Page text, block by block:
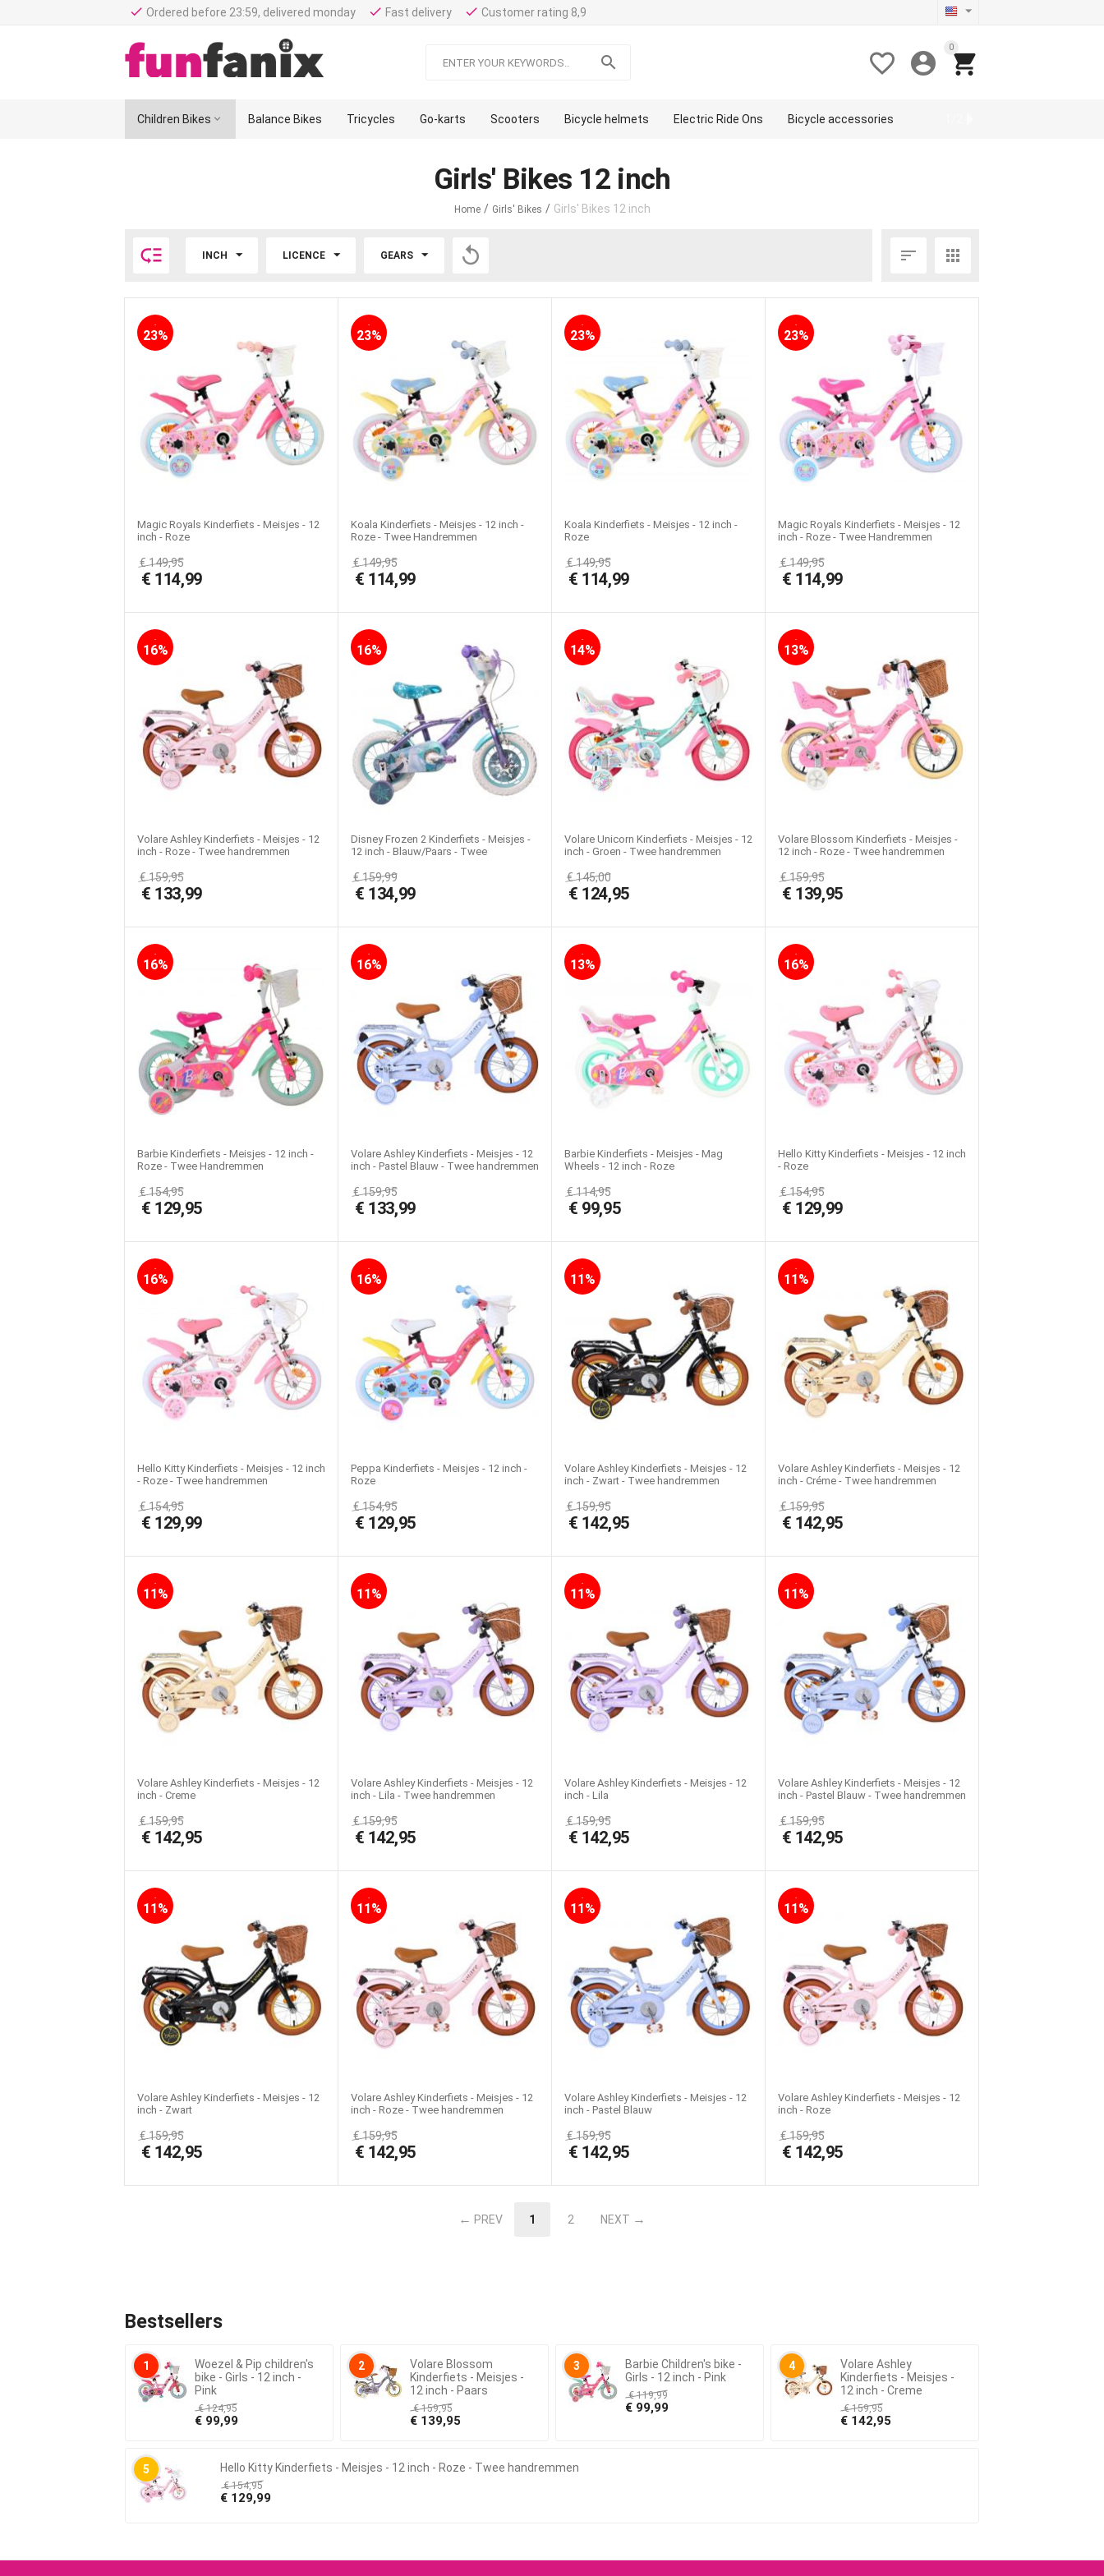
done Ordered before 23:59, delivered monday done Fast delivery done Customer rating 8,9

0



Children Bikes  Balance Bikes Tricycles Go-karts Scooters Bicycle helmets Electric Ride Ons Bicycle accessories
Girls' Bikes 12 inch
Home / Girls' Bikes / Girls' Bikes 12 inch
 INCH LICENCE GEARS   
-
23%
Magic Royals Kinderfiets - Meisjes - 12
inch - Roze
€149,95
€ 114,99
-
23%
Koala Kinderfiets - Meisjes - 12 inch -
Roze - Twee Handremmen
€149,95
€ 114,99
-
23%
Koala Kinderfiets - Meisjes - 12 inch -
Roze
€149,95
€ 114,99
-
23%
Magic Royals Kinderfiets - Meisjes - 12
inch - Roze - Twee Handremmen
€149,95
€ 114,99
-
16%
Volare Ashley Kinderfiets - Meisjes - 12
inch - Roze - Twee handremmen
€159,95
€ 133,99
-
16%
Disney Frozen 2 Kinderfiets - Meisjes -
12 inch - Blauw/Paars - Twee
€159,99
€ 134,99
-
14%
Volare Unicorn Kinderfiets - Meisjes - 12
inch - Groen - Twee handremmen
€145,00
€ 124,95
-
13%
Volare Blossom Kinderfiets - Meisjes -
12 inch - Roze - Twee handremmen
€159,95
€ 139,95
-
16%
Barbie Kinderfiets - Meisjes - 12 inch -
Roze - Twee Handremmen
€154,95
€ 129,95
-
16%
Volare Ashley Kinderfiets - Meisjes - 12
inch - Pastel Blauw - Twee handremmen
€159,95
€ 133,99
-
13%
Barbie Kinderfiets - Meisjes - Mag
Wheels - 12 inch - Roze
€114,95
€ 99,95
-
16%
Hello Kitty Kinderfiets - Meisjes - 12 inch
- Roze
€154,95
€ 129,99
-
16%
Hello Kitty Kinderfiets - Meisjes - 12 inch
- Roze - Twee handremmen
€154,95
€ 129,99
-
16%
Peppa Kinderfiets - Meisjes - 12 inch -
Roze
€154,95
€ 129,95
-
11%
Volare Ashley Kinderfiets - Meisjes - 12
inch - Zwart - Twee handremmen
€159,95
€ 142,95
-
11%
Volare Ashley Kinderfiets - Meisjes - 12
inch - Créme - Twee handremmen
€159,95
€ 142,95
-
11%
Volare Ashley Kinderfiets - Meisjes - 12
inch - Creme
€159,95
€ 142,95
-
11%
Volare Ashley Kinderfiets - Meisjes - 12
inch - Lila - Twee handremmen
€159,95
€ 142,95
-
11%
Volare Ashley Kinderfiets - Meisjes - 12
inch - Lila
€159,95
€ 142,95
-
11%
Volare Ashley Kinderfiets - Meisjes - 12
inch - Pastel Blauw - Twee handremmen
€159,95
€ 142,95
-
11%
Volare Ashley Kinderfiets - Meisjes - 12
inch - Zwart
€159,95
€ 142,95
-
11%
Volare Ashley Kinderfiets - Meisjes - 12
inch - Roze - Twee handremmen
€159,95
€ 142,95
-
11%
Volare Ashley Kinderfiets - Meisjes - 12
inch - Pastel Blauw
€159,95
€ 142,95
-
11%
Volare Ashley Kinderfiets - Meisjes - 12
inch - Roze
€159,95
€ 142,95
PREV 1 2 NEXT
Bestsellers
1
Woezel & Pip children's
bike - Girls - 12 inch -
Pink
€124,95
€ 99,99
2
Volare Blossom
Kinderfiets - Meisjes -
12 inch - Paars
€159,95
€ 139,95
3
Barbie Children's bike -
Girls - 12 inch - Pink
€119,99
€ 99,99
4
Volare Ashley
Kinderfiets - Meisjes -
12 inch - Creme
€159,95
€ 142,95
5 Hello Kitty Kinderfiets - Meisjes - 12 inch - Roze - Twee handremmen
€154,95
€ 129,99